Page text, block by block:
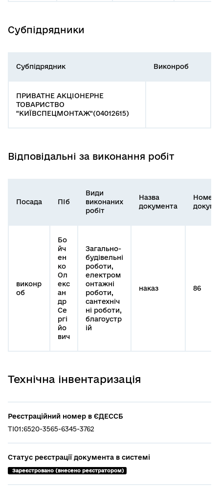
Субпідрядники
Субпідрядник Виконроб
ПРИВАТНЕ АКЦІОНЕРНЕ
ТОВАРИСТВО
"КИЇВСПЕЦМОНТАЖ"(04012615)
Відповідальні за виконання робіт
Посада ПІб
Види
виконаних
робіт
Назва
документа
Номер
виконр
об
Бо
йч
ен
ко
Ол
екс
ан
др
Се
ргі
йо
вич
Загально-
будівельні
роботи,
електром
онтажні
роботи,
сантехніч
ні роботи,
благоустр
ій
наказ 86
Технічна інвентаризація
Реєстраційний номер в ЄДЕССБ
TI01:6520-3565-6345-3762
Статус реєстрації документа в системі
Зареєстровано (внесено реєстратором)